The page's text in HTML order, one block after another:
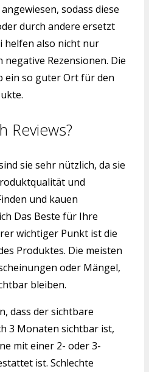
sodass diese
durch andere ersetzt
helfen also nicht nur
Rezensionen. Die
ein so guter Ort für den
Reviews?
sie sehr nützlich, da sie
und
und kauen
Das Beste für Ihre
wichtiger Punkt ist die
Produktes. Die meisten
oder Mängel,
bleiben.
dass der sichtbare
3 Monaten sichtbar ist,
mit einer 2- oder 3-
ist. Schlechte